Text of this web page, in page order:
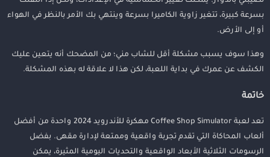
بسرعة كبيرة، تتغير زاوية الكاميرا بسرعة وينتهي بك الأمر بالنظر في الهواء
أو إلى الأرض.
وهذا سوف يسبب مشكلة أقل للشاب مني؛ من المضحك أنه يتعين عليك
الكشف عن عمرك في بداية اللعبة، لكن هذا لا علاقة له بهذه المشكلة.
خاتمة
تعد لعبة Coffee Shop Simulator مهكرة للأندرويد 2024 واحدة من أفضل
ألعاب المحاكاة التي تقدم تجربة واقعية وممتعة لإدارة مقهى. بفضل
الرسومات الثلاثية الأبعاد الواقعية والتحديات اليومية المثيرة، يمكن